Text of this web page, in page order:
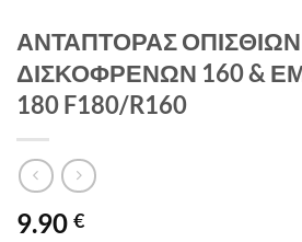
ΑΝΤΑΠΤΟΡΑΣ ΟΠΙΣΘΙΩΝ
ΔΙΣΚΟΦΡΕΝΩΝ 160 &
180 F180/R160
9.90 €